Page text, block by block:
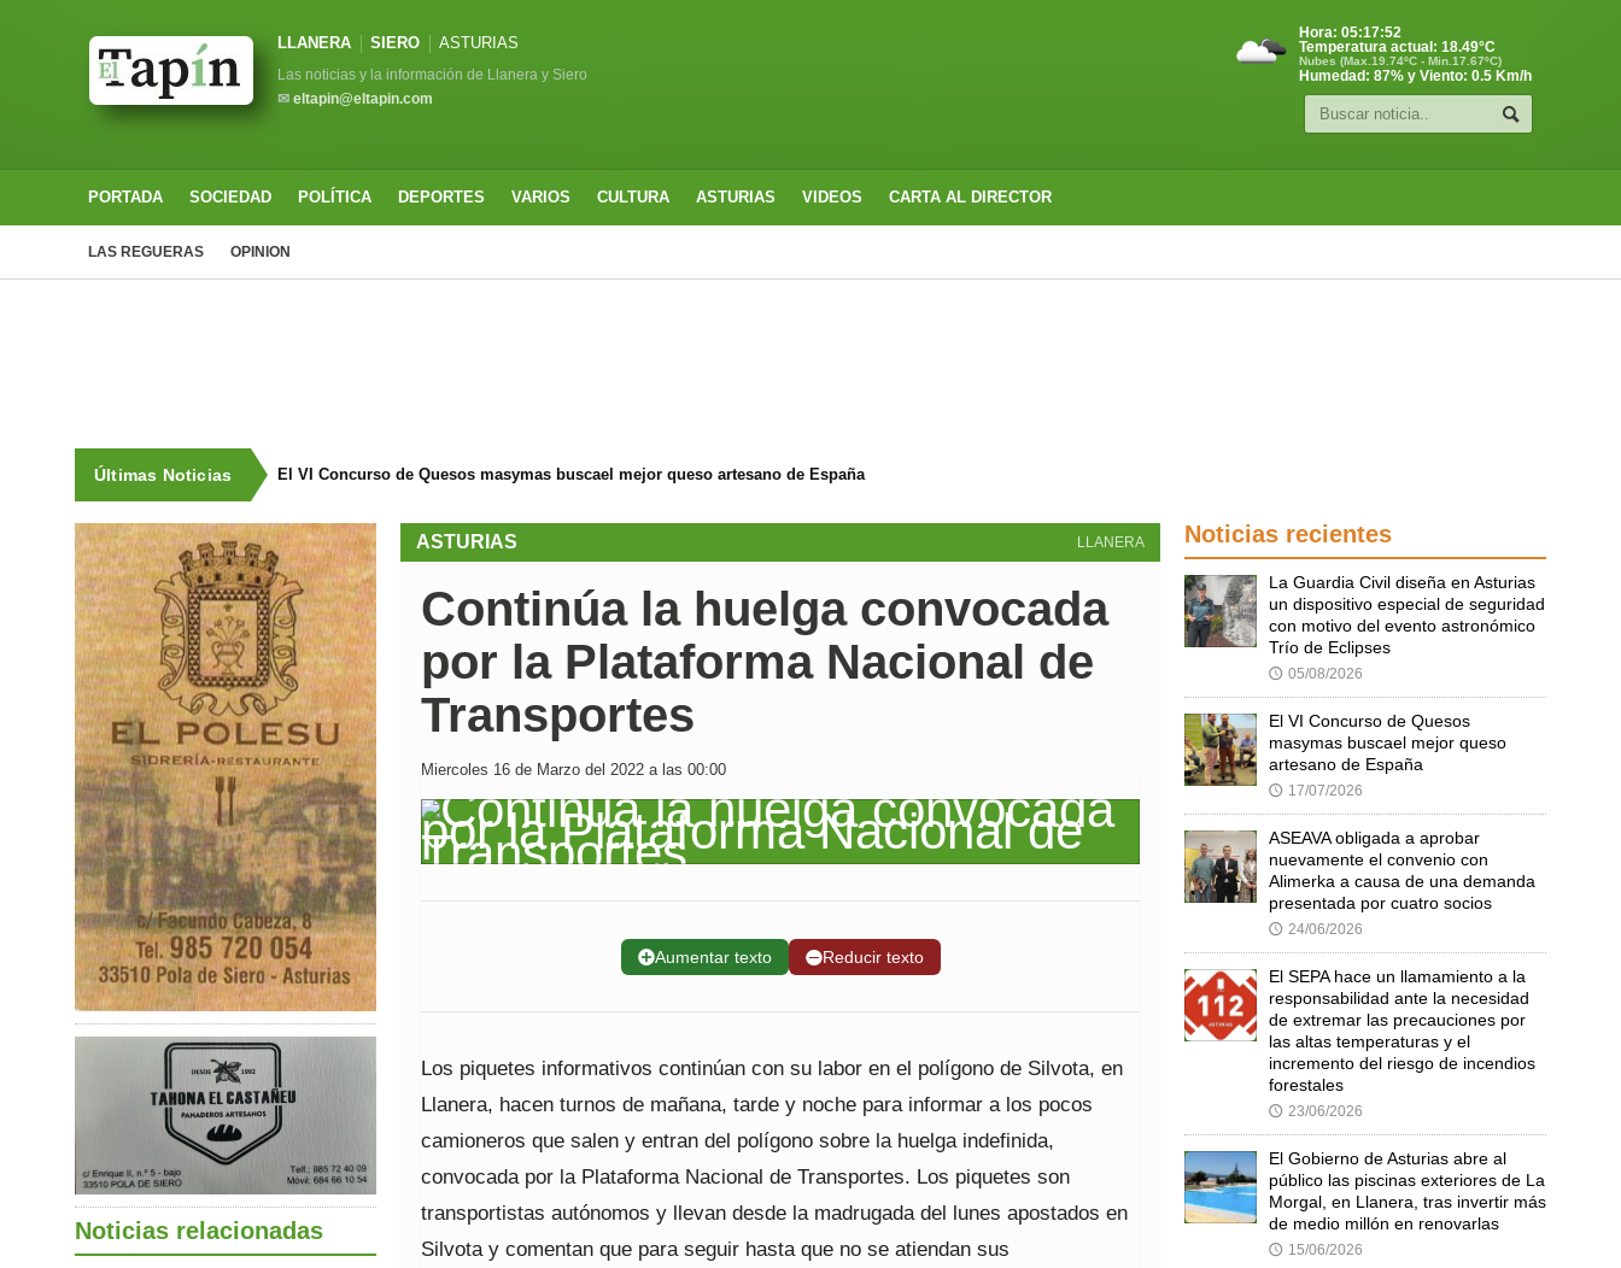
LLANERA SIERO ASTURIAS
Las noticias y la información de Llanera y Siero
✉ eltapin@eltapin.com
Hora: 05:17:52
Temperatura actual: 18.49°C
Nubes (Max.19.74ºC - Min.17.67ºC)
Humedad: 87% y Viento: 0.5 Km/h
PORTADA SOCIEDAD POLÍTICA DEPORTES VARIOS CULTURA ASTURIAS VIDEOS CARTA AL DIRECTOR
LAS REGUERAS OPINION
Últimas Noticias El VI Concurso de Quesos masymas buscael mejor queso artesano de España
LLANERA
ASTURIAS
Continúa la huelga convocada
por la Plataforma Nacional de
Transportes
Miercoles 16 de Marzo del 2022 a las 00:00
➕Aumentar texto ➖Reducir texto
Los piquetes informativos continúan con su labor en el polígono de Silvota, en
Llanera, hacen turnos de mañana, tarde y noche para informar a los pocos
camioneros que salen y entran del polígono sobre la huelga indefinida,
convocada por la Plataforma Nacional de Transportes. Los piquetes son
transportistas autónomos y llevan desde la madrugada del lunes apostados en
Silvota y comentan que para seguir hasta que no se atiendan sus
Noticias relacionadas
Noticias recientes
La Guardia Civil diseña en Asturias
un dispositivo especial de seguridad
con motivo del evento astronómico
Trío de Eclipses
🕔 05/08/2026
El VI Concurso de Quesos
masymas buscael mejor queso
artesano de España
🕔 17/07/2026
ASEAVA obligada a aprobar
nuevamente el convenio con
Alimerka a causa de una demanda
presentada por cuatro socios
🕔 24/06/2026
El SEPA hace un llamamiento a la
responsabilidad ante la necesidad
de extremar las precauciones por
las altas temperaturas y el
incremento del riesgo de incendios
forestales
🕔 23/06/2026
El Gobierno de Asturias abre al
público las piscinas exteriores de La
Morgal, en Llanera, tras invertir más
de medio millón en renovarlas
🕔 15/06/2026